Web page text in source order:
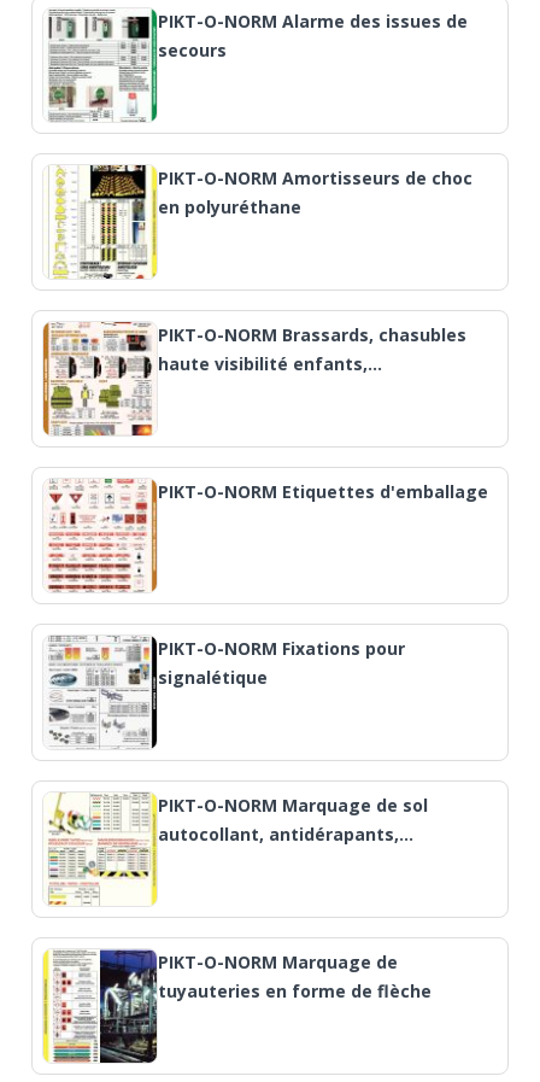
PIKT-O-NORM Alarme des issues de
secours
PIKT-O-NORM Amortisseurs de choc
en polyuréthane
PIKT-O-NORM Brassards, chasubles
haute visibilité enfants,…
PIKT-O-NORM Etiquettes d'emballage
PIKT-O-NORM Fixations pour
signalétique
PIKT-O-NORM Marquage de sol
autocollant, antidérapants,…
PIKT-O-NORM Marquage de
tuyauteries en forme de flèche